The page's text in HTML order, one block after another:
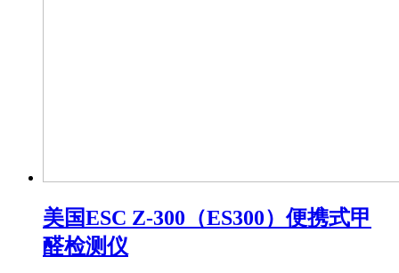
美国ESC Z-300（ES300）便携式甲
醛检测仪​